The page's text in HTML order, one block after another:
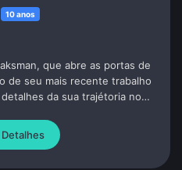
10 anos
que abre as portas de
de seu mais recente trabalho
da sua trajétoria no
levam sua assinatura, como
de Baker Street" e "Se Eu